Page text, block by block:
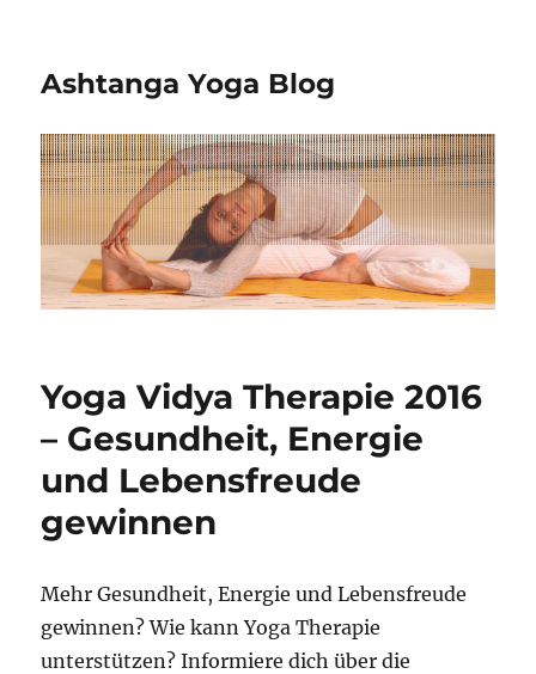
Ashtanga Yoga Blog
Yoga Vidya Therapie 2016
– Gesundheit, Energie
und Lebensfreude
gewinnen
Mehr Gesundheit, Energie und Lebensfreude
gewinnen? Wie kann Yoga Therapie
unterstützen? Informiere dich über die